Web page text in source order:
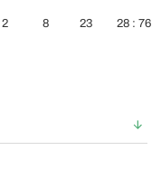
2 8 23 28 : 76